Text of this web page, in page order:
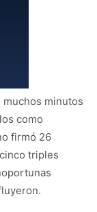
muchos minutos
como
firmó 26
triples